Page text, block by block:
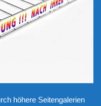
höhere Seitengalerien